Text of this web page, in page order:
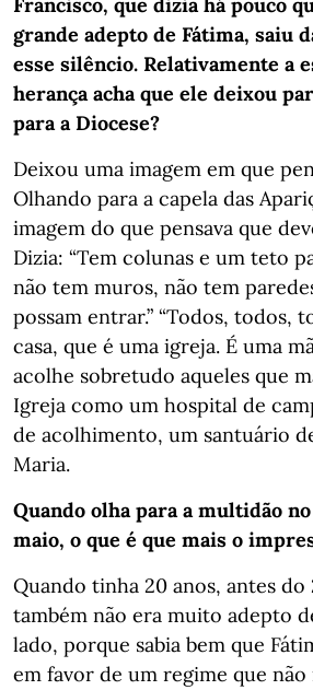
grande adepto de Fátima, saiu
esse silêncio. Relativamente a
herança acha que ele deixou
para a Diocese?
Deixou uma imagem em que
Olhando para a capela das
imagem do que pensava que
Dizia: “Tem colunas e um teto
não tem muros, não tem
possam entrar.” “Todos, todos,
casa, que é uma igreja. É uma
acolhe sobretudo aqueles que
Igreja como um hospital de
de acolhimento, um santuário
Maria.
Quando olha para a multidão
maio, o que é que mais o
Quando tinha 20 anos, antes do
também não era muito adepto
lado, porque sabia bem que
em favor de um regime que